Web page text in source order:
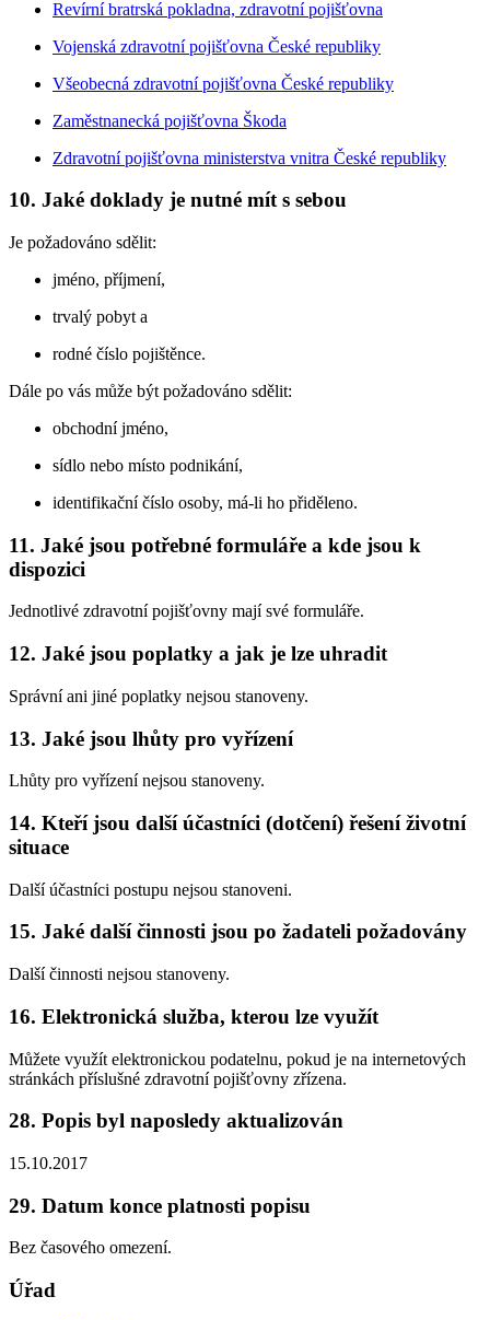
Revírní bratrská pokladna, zdravotní pojišťovna
Vojenská zdravotní pojišťovna České republiky
Všeobecná zdravotní pojišťovna České republiky
Zaměstnanecká pojišťovna Škoda
Zdravotní pojišťovna ministerstva vnitra České republiky
10. Jaké doklady je nutné mít s sebou
Je požadováno sdělit:
jméno, příjmení,
trvalý pobyt a
rodné číslo pojištěnce.
Dále po vás může být požadováno sdělit:
obchodní jméno,
sídlo nebo místo podnikání,
identifikační číslo osoby, má-li ho přiděleno.
11. Jaké jsou potřebné formuláře a kde jsou k
dispozici
Jednotlivé zdravotní pojišťovny mají své formuláře.
12. Jaké jsou poplatky a jak je lze uhradit
Správní ani jiné poplatky nejsou stanoveny.
13. Jaké jsou lhůty pro vyřízení
Lhůty pro vyřízení nejsou stanoveny.
14. Kteří jsou další účastníci (dotčení) řešení životní
situace
Další účastníci postupu nejsou stanoveni.
15. Jaké další činnosti jsou po žadateli požadovány
Další činnosti nejsou stanoveny.
16. Elektronická služba, kterou lze využít
Můžete využít elektronickou podatelnu, pokud je na internetových
stránkách příslušné zdravotní pojišťovny zřízena.
28. Popis byl naposledy aktualizován
15.10.2017
29. Datum konce platnosti popisu
Bez časového omezení.
Úřad